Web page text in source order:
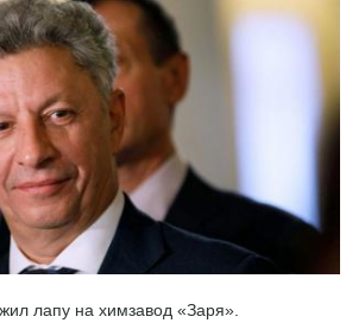
лапу на химзавод «Заря».